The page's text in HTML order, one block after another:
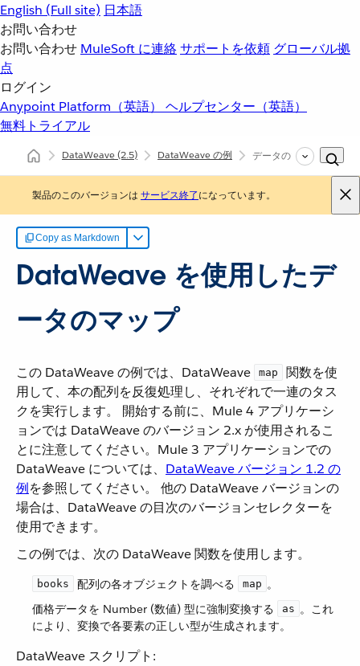
English (Full site) 日本語
お問い合わせ
お問い合わせ MuleSoft に連絡サポートを依頼 グローバル拠
点
ログイン
Anypoint Platform（英語） ヘルプセンター（英語）
無料トライアル
DataWeave(2.5) DataWeave の例 データのマップ
製品のこのバージョンは サービス終了になっています。
Copy as Markdown
DataWeave を使用したデ
ータのマップ
この DataWeave の例では、DataWeave ​ map
​ 関数を使
用して、本の配列を反復処理し、それぞれで一連のタス
クを実行します。 開始する前に、Mule 4 アプリケーシ
ョンでは DataWeave のバージョン 2.x が使用されるこ
とに注意してください。Mule 3 アプリケーションでの
DataWeave については、​ DataWeave バージョン 1.2 の
例​を参照してください。 他の DataWeave バージョンの
場合は、DataWeave の目次のバージョンセレクターを
使用できます。
この例では、次の DataWeave 関数を使用します。
books ​ 配列の各オブジェクトを調べる ​ map ​。
価格データを Number (数値) 型に強制変換する ​
as ​。これ
により、変換で各要素の正しい型が生成されます。
DataWeave スクリプト: